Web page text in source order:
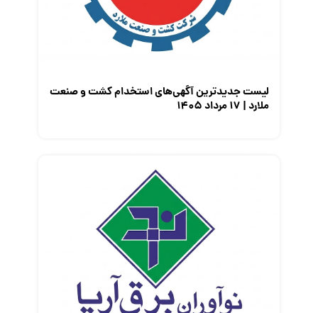
لیست جدیدترین آگهی‌های استخدام کشت و صنعت
ملارد | ۱۷ مرداد ۱۴۰۵